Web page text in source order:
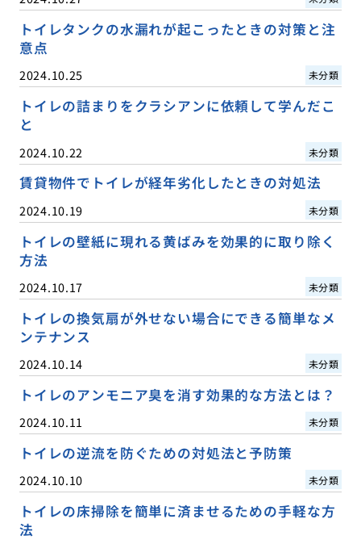
トイレタンクの水漏れが起こったときの対策と注
意点
2024.10.25 未分類
トイレの詰まりをクラシアンに依頼して学んだこ
と
2024.10.22 未分類
賃貸物件でトイレが経年劣化したときの対処法
2024.10.19 未分類
トイレの壁紙に現れる黄ばみを効果的に取り除く
方法
2024.10.17 未分類
トイレの換気扇が外せない場合にできる簡単なメ
ンテナンス
2024.10.14 未分類
トイレのアンモニア臭を消す効果的な方法とは？
2024.10.11 未分類
トイレの逆流を防ぐための対処法と予防策
2024.10.10 未分類
トイレの床掃除を簡単に済ませるための手軽な方
法